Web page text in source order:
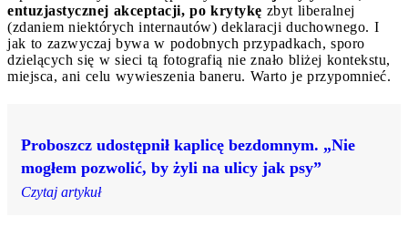
entuzjastycznej akceptacji, po krytykę zbyt liberalnej
(zdaniem niektórych internautów) deklaracji duchownego. I
jak to zazwyczaj bywa w podobnych przypadkach, sporo
dzielących się w sieci tą fotografią nie znało bliżej kontekstu,
miejsca, ani celu wywieszenia baneru. Warto je przypomnieć.
Proboszcz udostępnił kaplicę bezdomnym. „Nie
mogłem pozwolić, by żyli na ulicy jak psy”
Czytaj artykuł